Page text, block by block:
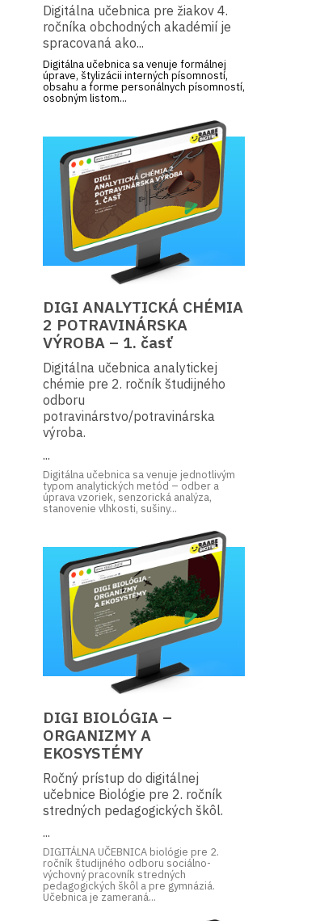
Digitálna učebnica pre žiakov 4.
ročníka obchodných akadémií je
spracovaná ako...
Digitálna učebnica sa venuje formálnej
úprave, štylizácii interných písomností,
obsahu a forme personálnych písomností,
osobným listom...
DIGI ANALYTICKÁ CHÉMIA
2 POTRAVINÁRSKA
VÝROBA – 1. časť
Digitálna učebnica analytickej
chémie pre 2. ročník študijného
odboru
potravinárstvo/potravinárska
výroba.
...
Digitálna učebnica sa venuje jednotlivým
typom analytických metód – odber a
úprava vzoriek, senzorická analýza,
stanovenie vlhkosti, sušiny...
DIGI BIOLÓGIA –
ORGANIZMY A
EKOSYSTÉMY
Ročný prístup do digitálnej
učebnice Biológie pre 2. ročník
stredných pedagogických škôl.
...
DIGITÁLNA UČEBNICA biológie pre 2.
ročník študijného odboru sociálno-
výchovný pracovník stredných
pedagogických škôl a pre gymnáziá.
Učebnica je zameraná...